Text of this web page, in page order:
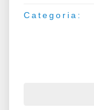
Categoria: